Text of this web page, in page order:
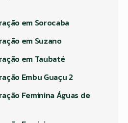
em Sorocaba
em Suzano
em Taubaté
Embu Guaçu 2
Feminina Águas de